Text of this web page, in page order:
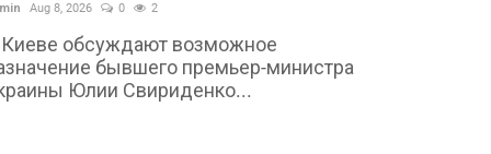
Aug 8, 2026 0 2
обсуждают возможное
бывшего премьер-министра
Юлии Свириденко...